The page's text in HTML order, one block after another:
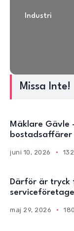
Industri
Missa Inte!
Mäklare Gävle
bostadsaffärer
juni 10, 2026
Därför är
maj 29, 2026